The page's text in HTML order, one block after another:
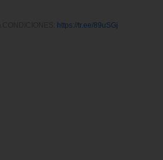
https://tr.ee/89uSGj